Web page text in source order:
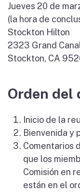
Jueves 20 de
(la hora de
Stockton Hilton
2323 Grand
Stockton, CA
Orden del
Inicio de la
Bienvenida y
Comentarios
que los
Comisión en
están en el